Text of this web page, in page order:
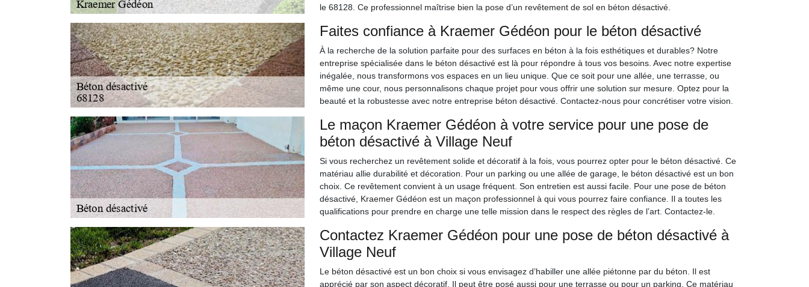
le 68128. Ce professionnel maîtrise bien la pose d’un revêtement de sol en béton désactivé.
Faites confiance à Kraemer Gédéon pour le béton désactivé
À la recherche de la solution parfaite pour des surfaces en béton à la fois esthétiques et durables? Notre
entreprise spécialisée dans le béton désactivé est là pour répondre à tous vos besoins. Avec notre expertise
inégalée, nous transformons vos espaces en un lieu unique. Que ce soit pour une allée, une terrasse, ou
même une cour, nous personnalisons chaque projet pour vous offrir une solution sur mesure. Optez pour la
beauté et la robustesse avec notre entreprise béton désactivé. Contactez-nous pour concrétiser votre vision.
Le maçon Kraemer Gédéon à votre service pour une pose de
béton désactivé à Village Neuf
Si vous recherchez un revêtement solide et décoratif à la fois, vous pourrez opter pour le béton désactivé. Ce
matériau allie durabilité et décoration. Pour un parking ou une allée de garage, le béton désactivé est un bon
choix. Ce revêtement convient à un usage fréquent. Son entretien est aussi facile. Pour une pose de béton
désactivé, Kraemer Gédéon est un maçon professionnel à qui vous pourrez faire confiance. Il a toutes les
qualifications pour prendre en charge une telle mission dans le respect des règles de l’art. Contactez-le.
Contactez Kraemer Gédéon pour une pose de béton désactivé à
Village Neuf
Le béton désactivé est un bon choix si vous envisagez d’habiller une allée piétonne par du béton. Il est
apprécié par son aspect décoratif. Il peut être posé aussi pour une terrasse ou pour un parking. Ce matériau